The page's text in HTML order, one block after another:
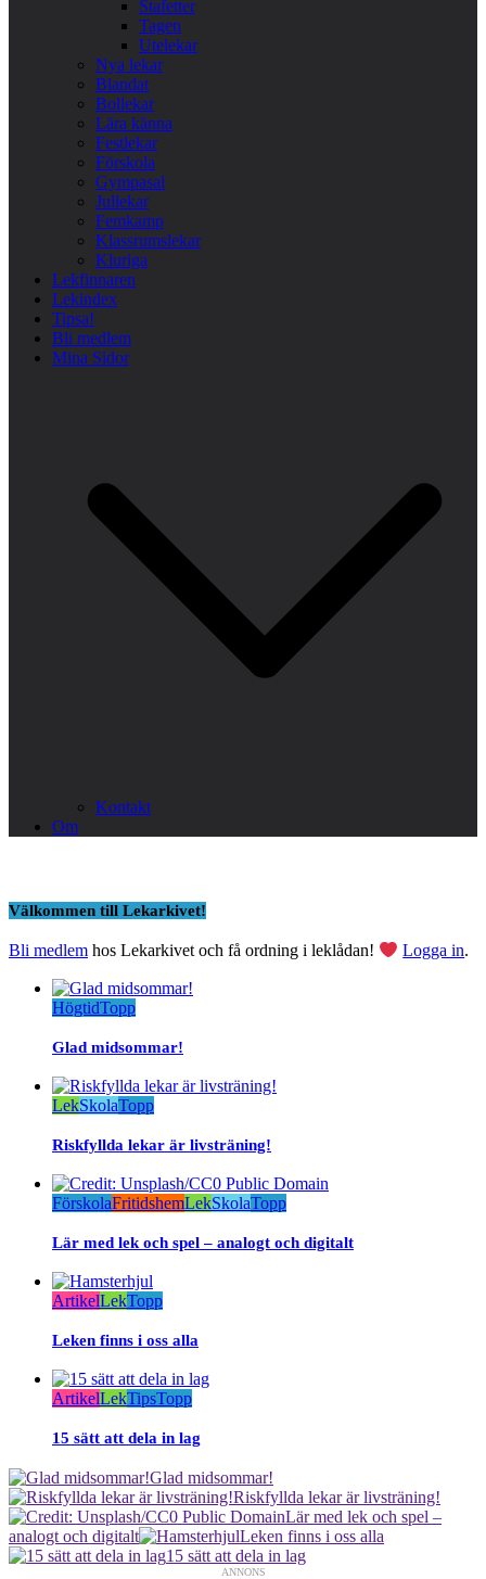
Stafetter
Tagen
Utelekar
Nya lekar
Blandat
Bollekar
Lära känna
Festlekar
Förskola
Gympasal
Jullekar
Femkamp
Klassrumslekar
Kluriga
Lekfinnaren
Lekindex
Tipsa!
Bli medlem
Mina Sidor
Kontakt
Om
Välkommen till Lekarkivet!
Bli medlem hos Lekarkivet och få ordning i leklådan! Logga in.
HögtidTopp
Glad midsommar!
LekSkolaTopp
Riskfyllda lekar är livsträning!
FörskolaFritidshemLekSkolaTopp
Lär med lek och spel – analogt och digitalt
ArtikelLekTopp
Leken finns i oss alla
ArtikelLekTipsTopp
15 sätt att dela in lag
Glad midsommar!
Riskfyllda lekar är livsträning!
Lär med lek och spel –
analogt och digitalt
Leken finns i oss alla
15 sätt att dela in lag
ANNONS